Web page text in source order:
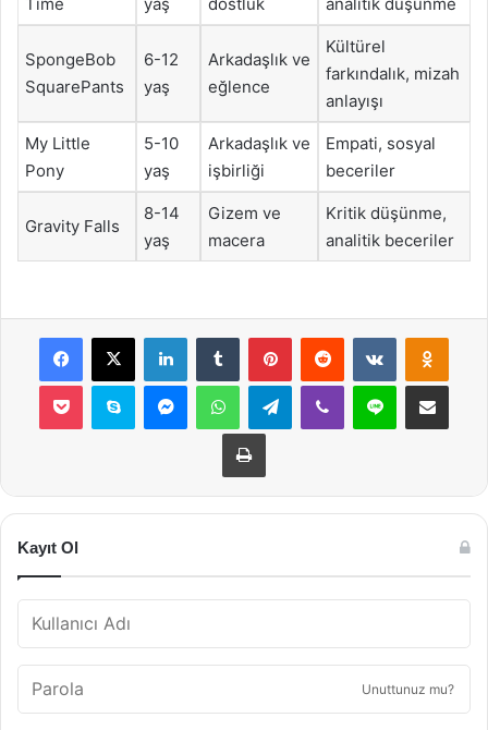
SpongeBob
SquarePants
6-12
yaş
Arkadaşlık ve
eğlence
Kültürel
farkındalık, mizah
anlayışı
My Little
Pony
5-10
yaş
Arkadaşlık ve
işbirliği
Empati, sosyal
beceriler
Gravity Falls
8-14
yaş
Gizem ve
macera
Kritik düşünme,
analitik beceriler
Facebook
X LinkedInTumblr PinterestReddit VKontakte
Pocket Skype MessengerWhatsAppTelegramViber Line E-Posta ile
Yazdır
Kayıt Ol
Unuttunuz mu?